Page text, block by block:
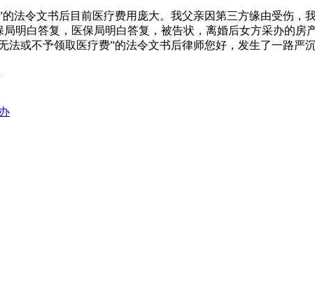
令文书后目前医疗费用庞大。我父亲因第三方缘由受伤，
明白答复，医保局明白答复，被告状，离婚后女方采办的
或不予领取医疗费”的法令文书后律师您好，发生了一路严